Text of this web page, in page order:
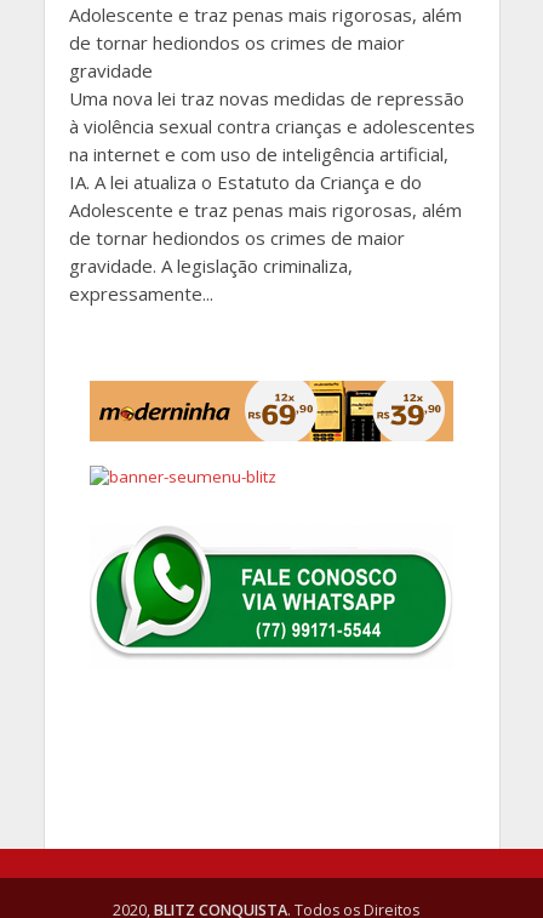
Adolescente e traz penas mais rigorosas, além
de tornar hediondos os crimes de maior
gravidade
Uma nova lei traz novas medidas de repressão
à violência sexual contra crianças e adolescentes
na internet e com uso de inteligência artificial,
IA. A lei atualiza o Estatuto da Criança e do
Adolescente e traz penas mais rigorosas, além
de tornar hediondos os crimes de maior
gravidade. A legislação criminaliza,
expressamente...
2020,BLITZ CONQUISTA. Todos os Direitos